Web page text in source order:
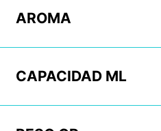
AROMA
CAPACIDAD ML